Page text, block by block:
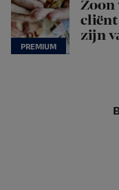
Zoon
cliënt
zijn